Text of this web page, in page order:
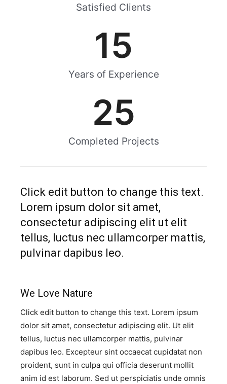
Satisfied Clients
15
Years of Experience
25
Completed Projects
Click edit button to change this text.
Lorem ipsum dolor sit amet,
consectetur adipiscing elit ut elit
tellus, luctus nec ullamcorper mattis,
pulvinar dapibus leo.​
We Love Nature​
Click edit button to change this text. Lorem ipsum
dolor sit amet, consectetur adipiscing elit. Ut elit
tellus, luctus nec ullamcorper mattis, pulvinar
dapibus leo. Excepteur sint occaecat cupidatat non
proident, sunt in culpa qui officia deserunt mollit
anim id est laborum. Sed ut perspiciatis unde omnis